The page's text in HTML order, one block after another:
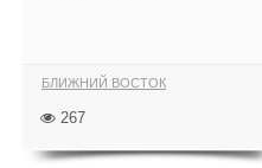
БЛИЖНИЙ ВОСТОК
267